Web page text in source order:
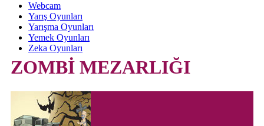
Webcam
Yarış Oyunları
Yarışma Oyunları
Yemek Oyunları
Zeka Oyunları
ZOMBİ MEZARLIĞI